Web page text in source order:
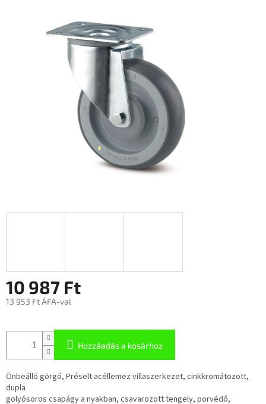
10 987 Ft
13 953 Ft ÁFA-val
Hozzáadás a kosárhoz
Önbeálló görgő, Préselt acéllemez villaszerkezet, cinkkromátozott,
dupla
golyósoros csapágy a nyakban, csavarozott tengely, porvédő,